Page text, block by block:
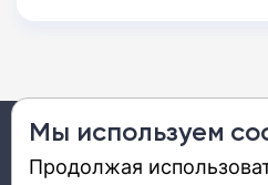
Мы используем
Продолжая